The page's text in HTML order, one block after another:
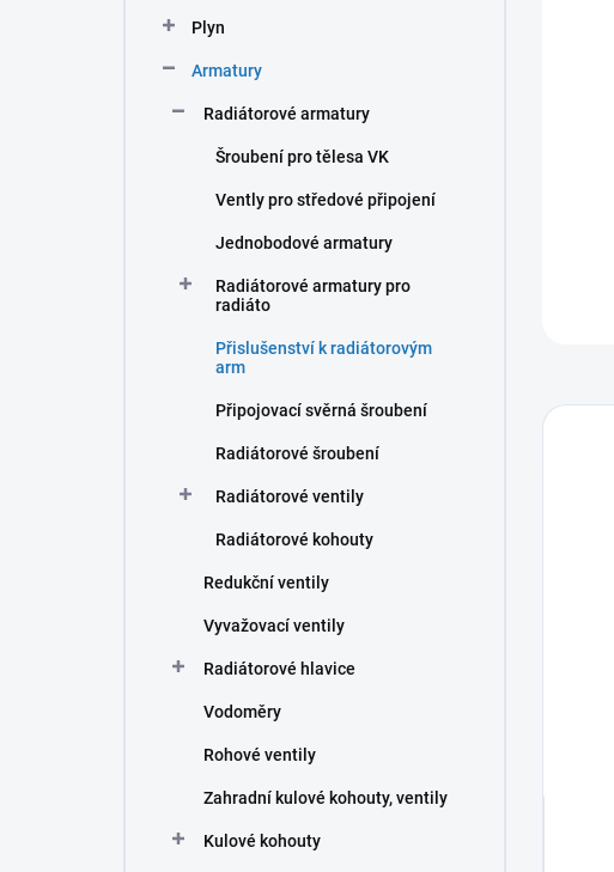
Plyn
Armatury
Radiátorové armatury
Šroubení pro tělesa VK
Vently pro středové připojení
Jednobodové armatury
Radiátorové armatury pro
radiáto
Přislušenství k radiátorovým
arm
Připojovací svěrná šroubení
Radiátorové šroubení
Radiátorové ventily
Radiátorové kohouty
Redukční ventily
Vyvažovací ventily
Radiátorové hlavice
Vodoměry
Rohové ventily
Zahradní kulové kohouty, ventily
Kulové kohouty